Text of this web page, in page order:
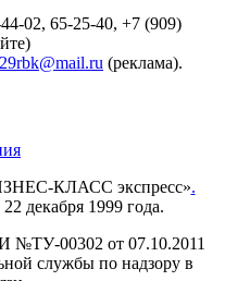
02, 65-25-40, +7 (909)
29rbk@mail.ru (реклама).
КЛАСС экспресс».
декабря 1999 года.
№ТУ-00302 от 07.10.2011
службы по надзору в